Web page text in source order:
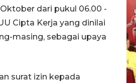
dari pukul 06.00 -
Cipta Kerja yang dinilai
masing, sebagai upaya
surat izin kepada